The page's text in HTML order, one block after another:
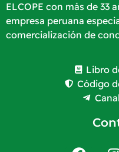
ELCOPE con más de 33
empresa peruana
comercialización de
Libro
Código